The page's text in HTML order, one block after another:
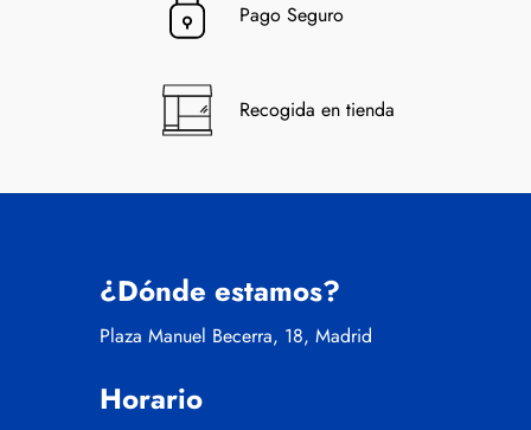
Pago Seguro
Recogida en tienda
¿Dónde estamos?
Plaza Manuel Becerra, 18, Madrid
Horario